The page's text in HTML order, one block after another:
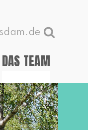
DAS TEAM